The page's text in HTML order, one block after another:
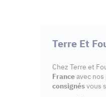
Terre Et
Chez Terre et
Franceavec
consignésvous